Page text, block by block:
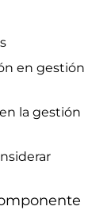
en gestión
la gestión